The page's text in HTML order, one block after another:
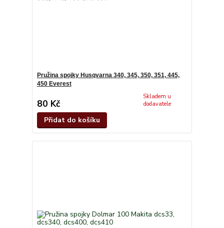
Pružina spojky Husqvarna 340, 345, 350, 351, 445,
450 Everest
80 Kč
Skladem u
dodavatele
Přidat do košíku